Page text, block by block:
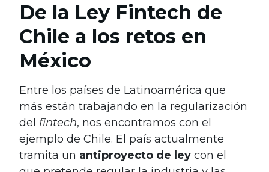
De la Ley Fintech de
Chile a los retos en
México
Entre los países de Latinoamérica que
más están trabajando en la regularización
del fintech, nos encontramos con el
ejemplo de Chile. El país actualmente
tramita un antiproyecto de ley con el